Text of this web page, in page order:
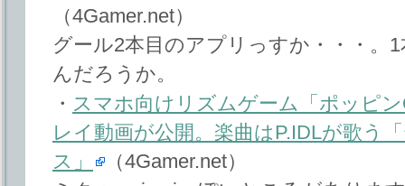
（4Gamer.net）
グール2本目のアプリっすか・・・。
んだろうか。
・ スマホ向けリズムゲーム「ポッピ
レイ動画が公開。楽曲はP.IDLが歌う
ス」
（4Gamer.net）